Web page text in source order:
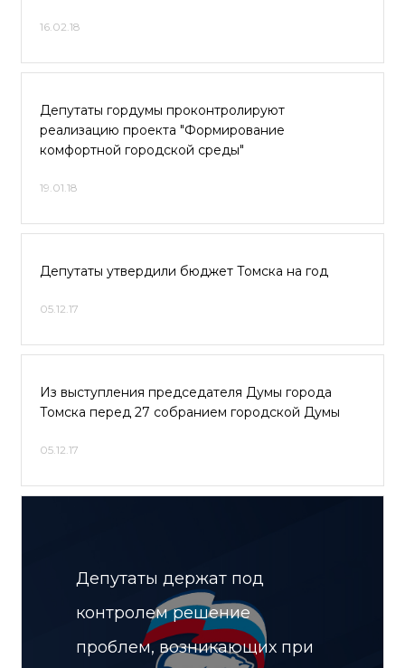
16.02.18
Депутаты гордумы проконтролируют
реализацию проекта "Формирование
комфортной городской среды"
19.01.18
Депутаты утвердили бюджет Томска на год
05.12.17
Из выступления председателя Думы города
Томска перед 27 собранием городской Думы
05.12.17
Депутаты держат под
контролем решение
проблем, возникающих при